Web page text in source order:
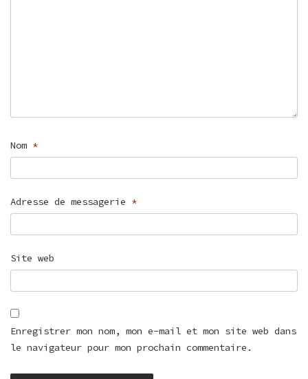
Nom *
Adresse de messagerie *
Site web
Enregistrer mon nom, mon e-mail et mon site web dans
le navigateur pour mon prochain commentaire.